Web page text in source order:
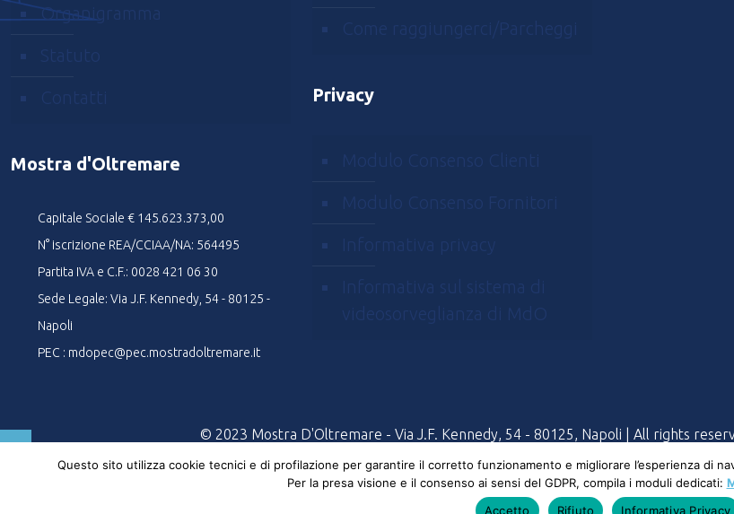
Organigramma
Statuto
Contatti
Mostra d'Oltremare
Capitale Sociale € 145.623.373,00
N° iscrizione REA/CCIAA/NA: 564495
Partita IVA e C.F.: 0028 421 06 30
Sede Legale: Via J.F. Kennedy, 54 - 80125 -
Napoli
PEC : mdopec@pec.mostradoltremare.it
Come raggiungerci/Parcheggi
Privacy
Modulo Consenso Clienti
Modulo Consenso Fornitori
Informativa privacy
Informativa sul sistema di
videosorveglianza di MdO
© 2023 Mostra D'Oltremare - Via J.F. Kennedy, 54 - 80125, Napoli | All rights
Questo sito utilizza cookie tecnici e di profilazione per garantire il corretto funzionamento e migliorare l’esperienza di
Per la presa visione e il consenso ai sensi del GDPR, compila i moduli dedicati:
Accetto
Rifiuto Informativa Privacy